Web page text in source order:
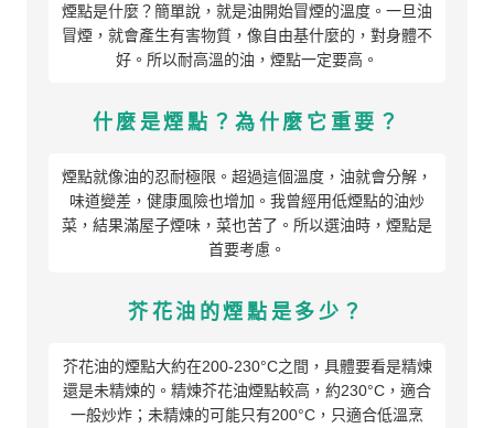
煙點是什麼？簡單說，就是油開始冒煙的溫度。一旦油
冒煙，就會產生有害物質，像自由基什麼的，對身體不
好。所以耐高溫的油，煙點一定要高。
什麼是煙點？為什麼它重要？
煙點就像油的忍耐極限。超過這個溫度，油就會分解，
味道變差，健康風險也增加。我曾經用低煙點的油炒
菜，結果滿屋子煙味，菜也苦了。所以選油時，煙點是
首要考慮。
芥花油的煙點是多少？
芥花油的煙點大約在200-230°C之間，具體要看是精煉
還是未精煉的。精煉芥花油煙點較高，約230°C，適合
一般炒炸；未精煉的可能只有200°C，只適合低溫烹